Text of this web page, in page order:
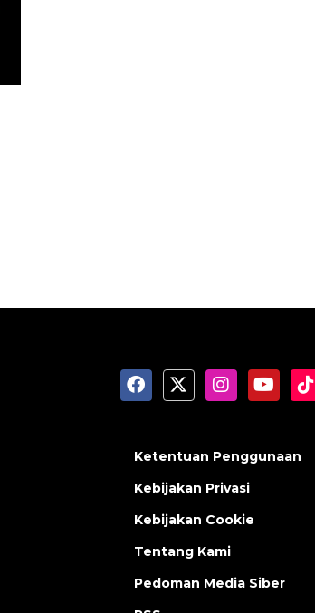
Ketentuan Penggunaan
Kebijakan Privasi
Kebijakan Cookie
Tentang Kami
Pedoman Media Siber